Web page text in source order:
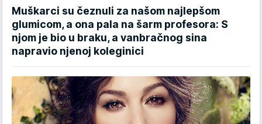
Muškarci su čeznuli za našom najlepšom
glumicom, a ona pala na šarm profesora: S
njom je bio u braku, a vanbračnog sina
napravio njenoj koleginici